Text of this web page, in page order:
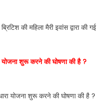
की महिला मैरी इवांस द्वारा की गई
योजना शुरू करने की घोषणा की है ?
योजना शुरू करने की घोषणा की है ?